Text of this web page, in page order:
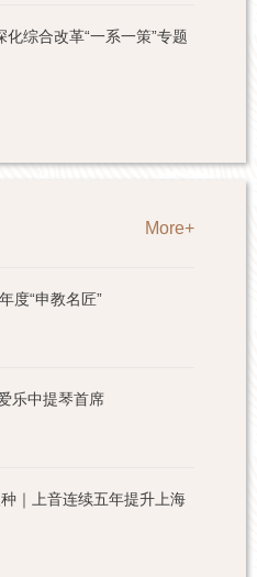
化综合改革“一系一策”专题
More+
度“申教名匠”
乐中提琴首席
｜上音连续五年提升上海